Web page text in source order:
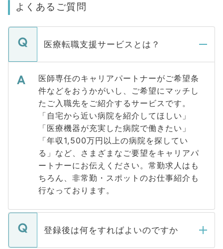
よくあるご質問
医療転職支援サービスとは？
医師専任のキャリアパートナーがご希望条
件などをおうかがいし、ご希望にマッチし
たご入職先をご紹介するサービスです。
「自宅から近い病院を紹介してほしい」
「医療機器が充実した病院で働きたい」
「年収1,500万円以上の病院を探してい
る」など、さまざまなご要望をキャリアパ
ートナーにお伝えください。常勤求人はも
ちろん、非常勤・スポットのお仕事紹介も
行なっております。
登録後は何をすればよいのですか